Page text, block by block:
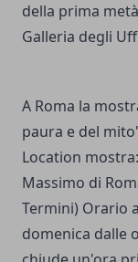
della prima
Galleria degli
A Roma la
paura e del
Location
Massimo di
Termini) Orario
domenica dalle